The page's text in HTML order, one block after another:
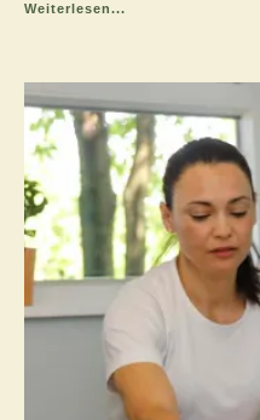
Weiterlesen...